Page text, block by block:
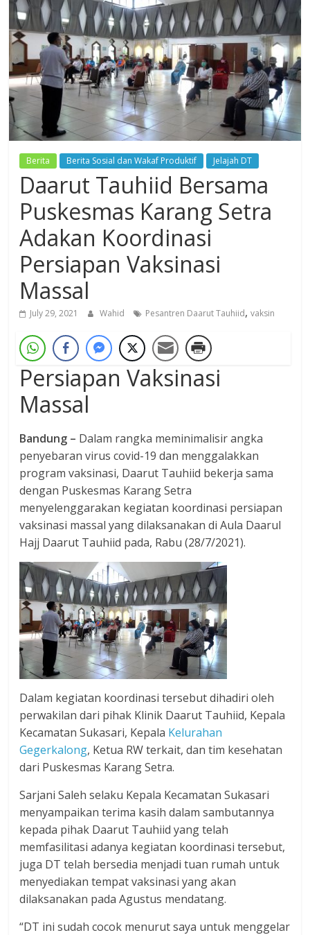
Dzikir,
Fikir,
Ikhtiar
Berita Berita Sosial dan Wakaf Produktif Jelajah DT
Daarut Tauhiid Bersama
Puskesmas Karang Setra
Adakan Koordinasi
Persiapan Vaksinasi
Massal
July 29, 2021 Wahid Pesantren Daarut Tauhiid,vaksin
Persiapan Vaksinasi
Massal
Bandung – Dalam rangka meminimalisir angka
penyebaran virus covid-19 dan menggalakkan
program vaksinasi, Daarut Tauhiid bekerja sama
dengan Puskesmas Karang Setra
menyelenggarakan kegiatan koordinasi persiapan
vaksinasi massal yang dilaksanakan di Aula Daarul
Hajj Daarut Tauhiid pada, Rabu (28/7/2021).
Dalam kegiatan koordinasi tersebut dihadiri oleh
perwakilan dari pihak Klinik Daarut Tauhiid, Kepala
Kecamatan Sukasari, Kepala Kelurahan
Gegerkalong, Ketua RW terkait, dan tim kesehatan
dari Puskesmas Karang Setra.
Sarjani Saleh selaku Kepala Kecamatan Sukasari
menyampaikan terima kasih dalam sambutannya
kepada pihak Daarut Tauhiid yang telah
memfasilitasi adanya kegiatan koordinasi tersebut,
juga DT telah bersedia menjadi tuan rumah untuk
menyediakan tempat vaksinasi yang akan
dilaksanakan pada Agustus mendatang.
“DT ini sudah cocok menurut saya untuk menggelar